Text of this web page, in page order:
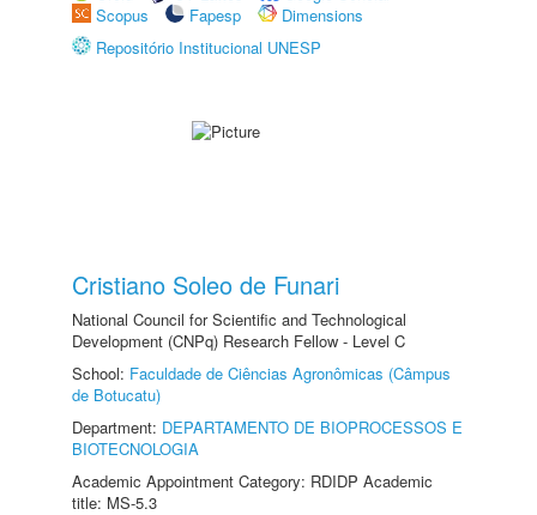
Scopus
Fapesp
Dimensions
Repositório Institucional UNESP
Cristiano Soleo de Funari
National Council for Scientific and Technological
Development (CNPq) Research Fellow - Level C
School: Faculdade de Ciências Agronômicas (Câmpus
de Botucatu)
Department: DEPARTAMENTO DE BIOPROCESSOS E
BIOTECNOLOGIA
Academic Appointment Category: RDIDP Academic
title: MS-5.3